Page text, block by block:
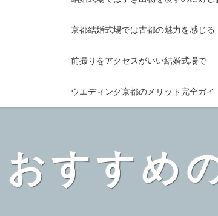
京都結婚式場では古都の魅力を感じる
前撮りをアクセスがいい結婚式場で
ウエディング京都のメリット完全ガイ
おすすめ